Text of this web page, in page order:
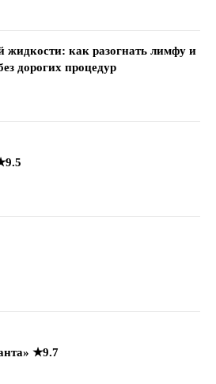
жидкости: как разогнать лимфу и
дорогих процедур
★9.7